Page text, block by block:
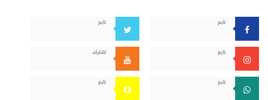
تابع تابع
تابع اشترك
تابع تابع